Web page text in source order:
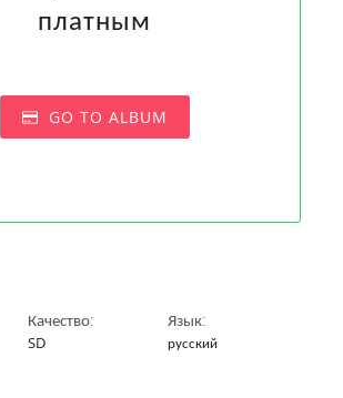
платным
GO TO ALBUM
Качество:
SD
Язык:
русский